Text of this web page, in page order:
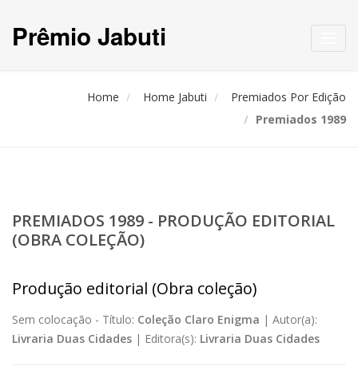
Prêmio Jabuti
Home Home Jabuti
Premiados Por Edição
Premiados 1989
PREMIADOS 1989 - PRODUÇÃO EDITORIAL
(OBRA COLEÇÃO)
Produção editorial (Obra coleção)
Sem colocação - Título: Coleção Claro Enigma | Autor(a):
Livraria Duas Cidades | Editora(s): Livraria Duas Cidades